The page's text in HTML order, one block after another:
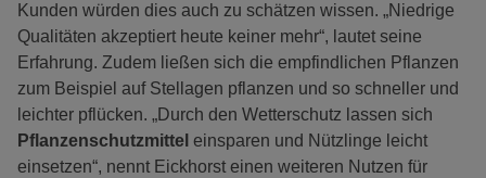
Kunden würden dies auch zu schätzen wissen. „Niedrige
Qualitäten akzeptiert heute keiner mehr“, lautet seine
Erfahrung. Zudem ließen sich die empfindlichen Pflanzen
zum Beispiel auf Stellagen pflanzen und so schneller und
leichter pflücken. „Durch den Wetterschutz lassen sich
Pflanzenschutzmittel einsparen und Nützlinge leicht
einsetzen“, nennt Eickhorst einen weiteren Nutzen für